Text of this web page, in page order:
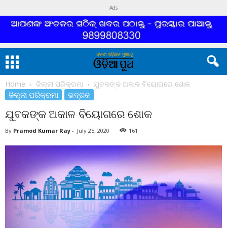
Ads
Home ଜିଲ୍ଲା ପରିକ୍ରମା ଯୁବକଙ୍କ ଅକାଳ ବିୟୋଗରେ ଶୋକ
ଜିଲ୍ଲା ପରିକ୍ରମା ଭଦ୍ରକ
ଯୁବକଙ୍କ ଅକାଳ ବିୟୋଗରେ ଶୋକ
By Pramod Kumar Ray - July 25, 2020 161